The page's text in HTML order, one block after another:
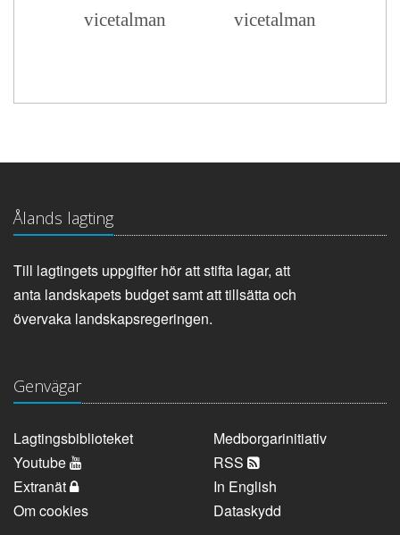
vicetalman
vicetalman
Ålands lagting
Till lagtingets uppgifter hör att stifta lagar, att
anta landskapets budget samt att tillsätta och
övervaka landskapsregeringen.
Genvägar
Lagtingsbiblioteket
Medborgarinitiativ
Youtube
RSS
Extranät
In English
Om cookies
Dataskydd